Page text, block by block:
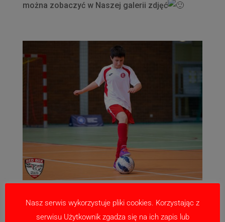
można zobaczyć w Naszej galerii zdjęć
Nasz serwis wykorzystuje pliki cookies. Korzystając z
serwisu Użytkownik zgadza się na ich zapis lub